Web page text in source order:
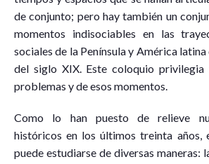
de conjunto; pero hay también un
momentos indisociables en las
sociales de la Península y América
del siglo XIX. Este coloquio privilegia
problemas y de esos momentos.
Como lo han puesto de relieve
históricos en los últimos treinta años,
puede estudiarse de diversas maneras: